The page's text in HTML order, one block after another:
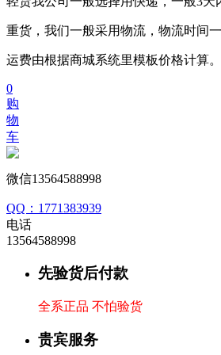
重货，我们一般采用物流，物流时间一
运费由根据商城系统里模板价格计算。
0
购
物
车
微信13564588998
QQ：1771383939
电话
13564588998
先验货后付款
全系正品 不怕验货
贵宾服务